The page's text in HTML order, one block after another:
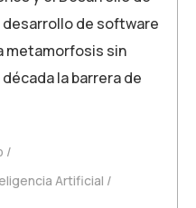
desarrollo de software
metamorfosis sin
la barrera de
Artificial